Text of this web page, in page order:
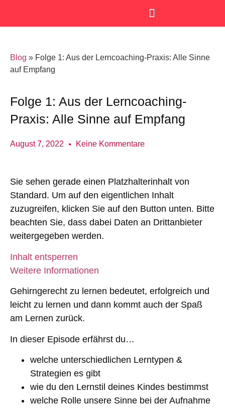
Blog » Folge 1: Aus der Lerncoaching-Praxis: Alle Sinne
auf Empfang
Folge 1: Aus der Lerncoaching-
Praxis: Alle Sinne auf Empfang
August 7, 2022 Keine Kommentare
Sie sehen gerade einen Platzhalterinhalt von
Standard. Um auf den eigentlichen Inhalt
zuzugreifen, klicken Sie auf den Button unten. Bitte
beachten Sie, dass dabei Daten an Drittanbieter
weitergegeben werden.
Inhalt entsperren
Weitere Informationen
Gehirngerecht zu lernen bedeutet, erfolgreich und
leicht zu lernen und dann kommt auch der Spaß
am Lernen zurück.
In dieser Episode erfährst du…
welche unterschiedlichen Lerntypen &
Strategien es gibt
wie du den Lernstil deines Kindes bestimmst
welche Rolle unsere Sinne bei der Aufnahme